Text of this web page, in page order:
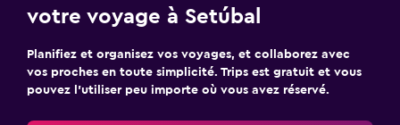
votre voyage à Setúbal
Planifiez et organisez vos voyages, et collaborez avec
vos proches en toute simplicité. Trips est gratuit et vous
pouvez l’utiliser peu importe où vous avez réservé.